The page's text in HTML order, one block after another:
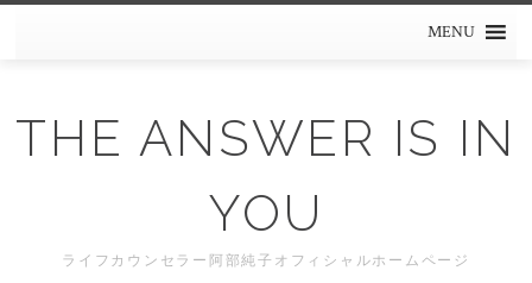
MENU
THE ANSWER IS IN
YOU
ライフカウンセラー阿部純子オフィシャルホームページ